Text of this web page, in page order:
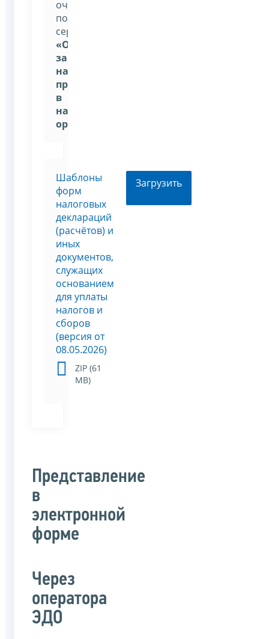
очереди
позволит
сервис
«Онлайн-
запись
на
прием
в
налоговый
орган»
Шаблоны
форм
налоговых
деклараций
(расчётов) и
иных
документов,
служащих
основанием
для уплаты
налогов и
сборов
(версия от
08.05.2026)
ZIP (61
МВ)
Загрузить
Представление
в
электронной
форме
Через
оператора
ЭДО